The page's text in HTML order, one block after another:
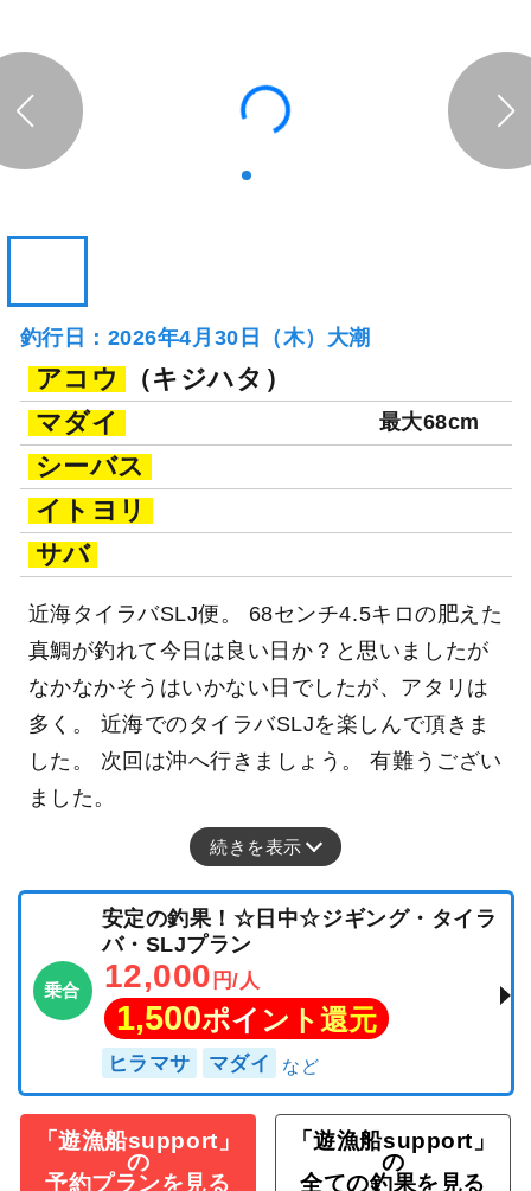
釣行日：2026年4月30日（木）大潮
アコウ
（キジハタ）
マダイ
最大68cm
シーバス
イトヨリ
サバ
近海タイラバSLJ便。 68センチ4.5キロの肥えた
真鯛が釣れて今日は良い日か？と思いましたが
なかなかそうはいかない日でしたが、アタリは
多く。 近海でのタイラバSLJを楽しんで頂きま
した。 次回は沖へ行きましょう。 有難うござい
ました。
続きを表示
乗合
安定の釣果！☆日中☆ジギング・タイラ
バ・SLJプラン
12,000 円/人
1,500ポイント還元
ヒラマサ マダイ
「遊漁船support」
の
予約プランを見る
「遊漁船support」
の
全ての釣果を見る